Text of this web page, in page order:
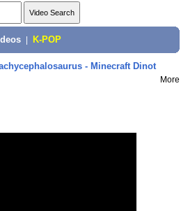
K-POP
- Minecraft Dinot
More